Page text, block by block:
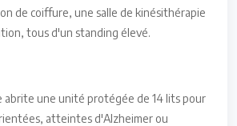
de coiffure, une salle de kinésithérapie
tous d'un standing élevé.
abrite une unité protégée de 14 lits pour
atteintes d'Alzheimer ou